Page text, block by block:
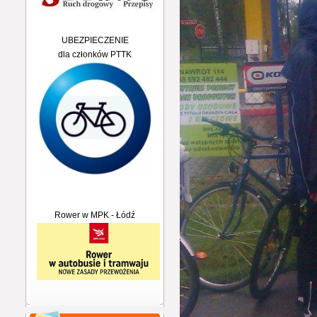
UBEZPIECZENIE
dla członków PTTK
Rower w MPK - Łódź